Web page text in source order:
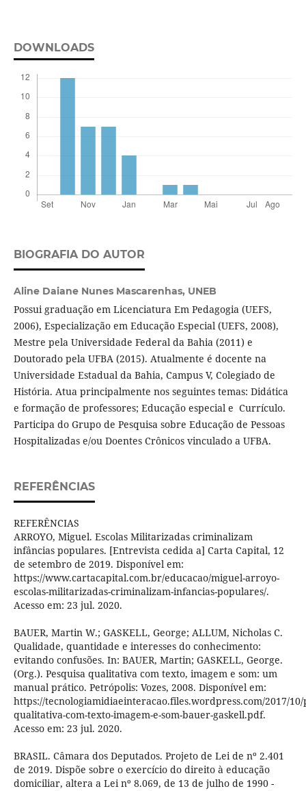
DOWNLOADS
BIOGRAFIA DO AUTOR
Aline Daiane Nunes Mascarenhas, UNEB
Possui graduação em Licenciatura Em Pedagogia (UEFS,
2006), Especialização em Educação Especial (UEFS, 2008),
Mestre pela Universidade Federal da Bahia (2011) e
Doutorado pela UFBA (2015). Atualmente é docente na
Universidade Estadual da Bahia, Campus V, Colegiado de
História. Atua principalmente nos seguintes temas: Didática
e formação de professores; Educação especial e Currículo.
Participa do Grupo de Pesquisa sobre Educação de Pessoas
Hospitalizadas e/ou Doentes Crônicos vinculado a UFBA.
REFERÊNCIAS
REFERÊNCIAS
ARROYO, Miguel. Escolas Militarizadas criminalizam
infâncias populares. [Entrevista cedida a] Carta Capital, 12
de setembro de 2019. Disponível em:
https://www.cartacapital.com.br/educacao/miguel-arroyo-
escolas-militarizadas-criminalizam-infancias-populares/.
Acesso em: 23 jul. 2020.
BAUER, Martin W.; GASKELL, George; ALLUM, Nicholas C.
Qualidade, quantidade e interesses do conhecimento:
evitando confusões. In: BAUER, Martin; GASKELL, George.
(Org.). Pesquisa qualitativa com texto, imagem e som: um
manual prático. Petrópolis: Vozes, 2008. Disponível em:
https://tecnologiamidiaeinteracao.files.wordpress.com/2017/10/
qualitativa-com-texto-imagem-e-som-bauer-gaskell.pdf.
Acesso em: 23 jul. 2020.
BRASIL. Câmara dos Deputados. Projeto de Lei de nº 2.401
de 2019. Dispõe sobre o exercício do direito à educação
domiciliar, altera a Lei nº 8.069, de 13 de julho de 1990 -